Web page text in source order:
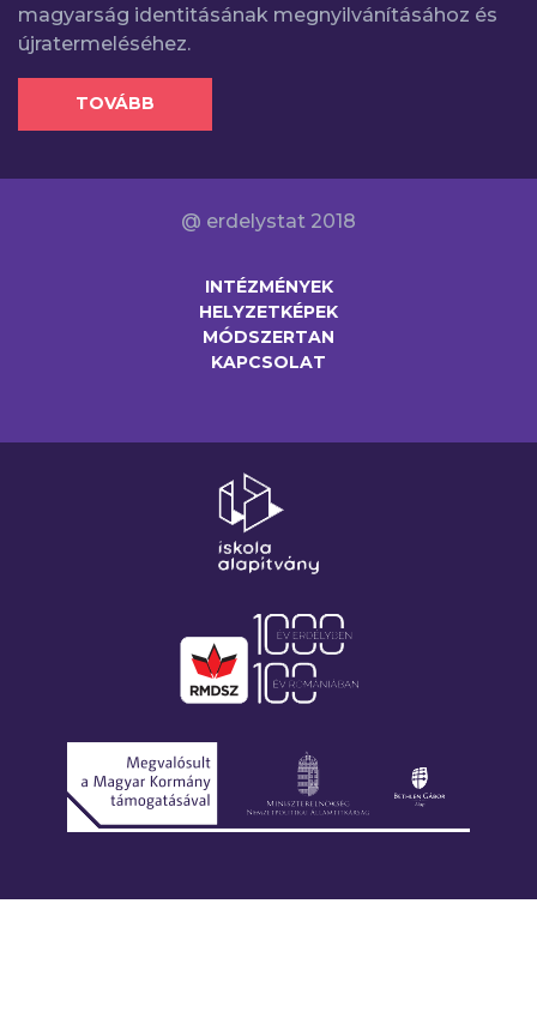
magyarság identitásának megnyilvánításához és
újratermeléséhez.
TOVÁBB
@ erdelystat 2018
INTÉZMÉNYEK
HELYZETKÉPEK
MÓDSZERTAN
KAPCSOLAT